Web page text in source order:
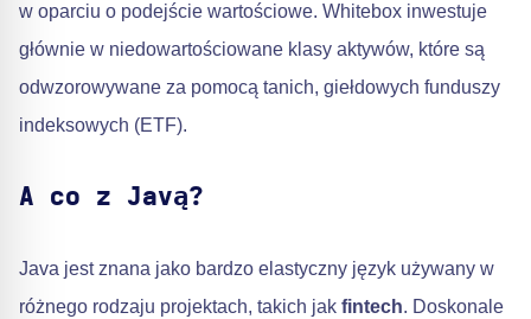
w oparciu o podejście wartościowe. Whitebox inwestuje
głównie w niedowartościowane klasy aktywów, które są
odwzorowywane za pomocą tanich, giełdowych funduszy
indeksowych (ETF).
A co z Javą?
Java jest znana jako bardzo elastyczny język używany w
różnego rodzaju projektach, takich jak fintech. Doskonale